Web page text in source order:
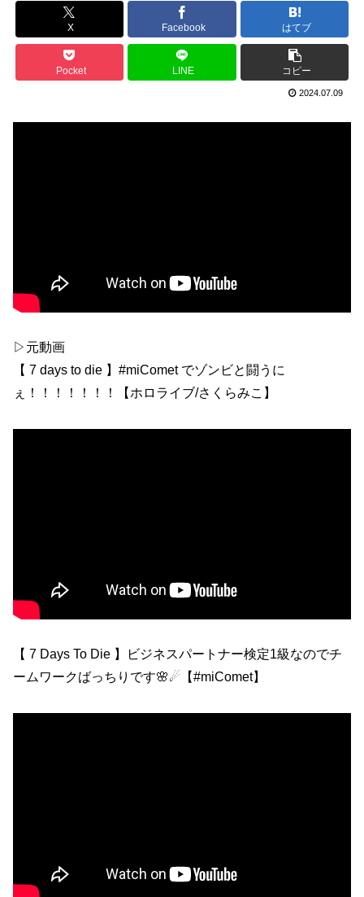
X Facebook はてブ
Pocket LINE コピー
2024.07.09
▷元動画
【 7 days to die 】#miComet でゾンビと闘うに
ぇ！！！！！！！【ホロライブ/さくらみこ】
【 7 Days To Die 】ビジネスパートナー検定1級なのでチ
ームワークばっちりです🌸☄【#miComet】